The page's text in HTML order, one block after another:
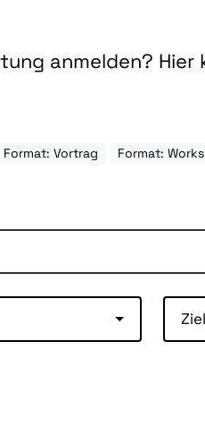
anmelden? Hier
Format: Vortrag Format: